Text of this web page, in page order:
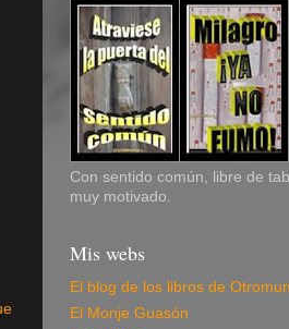
Con sentido común, libre de
muy motivado.
Mis webs
El blog de los libros de
El Monje Guasón